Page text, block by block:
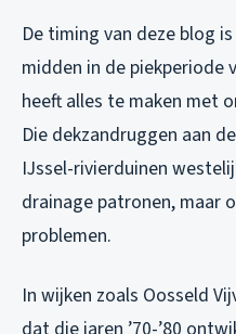
De timing van deze blog
midden in de piekperiode
heeft alles te maken met
Die dekzandruggen aan
IJssel-rivierduinen
drainage patronen, maar
problemen.
In wijken zoals Oosseld